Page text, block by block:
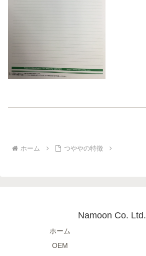
ホーム つややの特徴
Namoon Co. Ltd.
ホーム
OEM